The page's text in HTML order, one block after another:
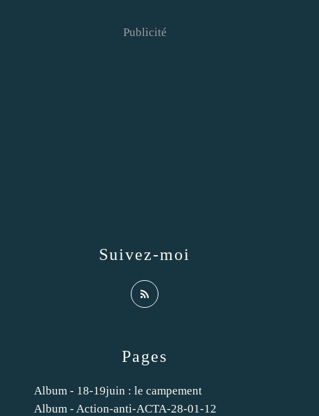
Pages
Album - 18-19juin : le campement
Album - Action-anti-ACTA-28-01-12
Suivez-moi
Publicité